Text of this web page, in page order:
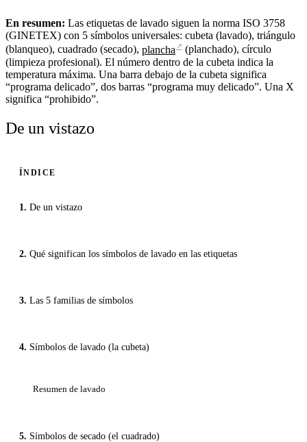
En resumen: Las etiquetas de lavado siguen la norma ISO 3758
(GINETEX) con 5 símbolos universales: cubeta (lavado), triángulo
(blanqueo), cuadrado (secado), plancha ↗ (planchado), círculo
(limpieza profesional). El número dentro de la cubeta indica la
temperatura máxima. Una barra debajo de la cubeta significa
“programa delicado”, dos barras “programa muy delicado”. Una X
significa “prohibido”.
De un vistazo
ÍNDICE
De un vistazo
Qué significan los símbolos de lavado en las etiquetas
Las 5 familias de símbolos
Símbolos de lavado (la cubeta)
Resumen de lavado
Símbolos de secado (el cuadrado)